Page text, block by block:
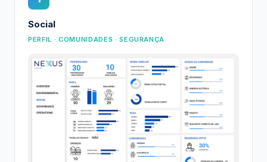
Social
PERFIL · COMUNIDADES · SEGURANÇA